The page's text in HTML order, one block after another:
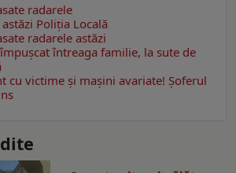
radarele
Poliția Locală
radarele astăzi
întreaga familie, la sute de
cu victime și mașini avariate! Șoferul